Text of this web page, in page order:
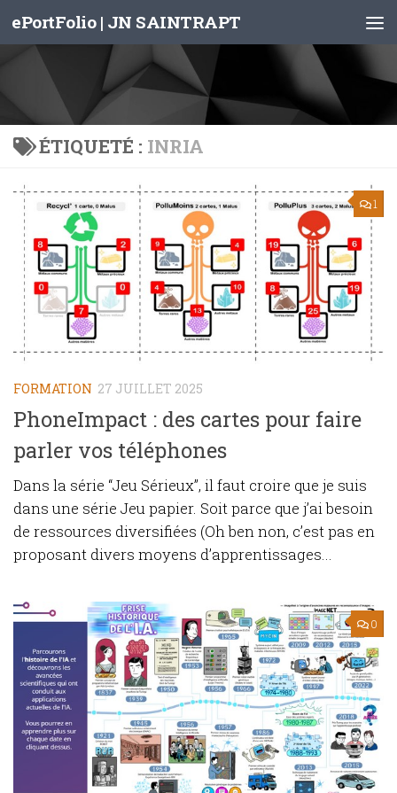
Skip to content
ePortFolio | JN SAINTRAPT
ÉTIQUETÉ : INRIA
1
FORMATION 27 JUILLET 2025
PhoneImpact : des cartes pour faire
parler vos téléphones
Dans la série “Jeu Sérieux”, il faut croire que je suis
dans une série Jeu papier. Soit parce que j’ai besoin
de ressources diversifiées (Oh ben non, c’est pas en
proposant divers moyens d’apprentissages...
0